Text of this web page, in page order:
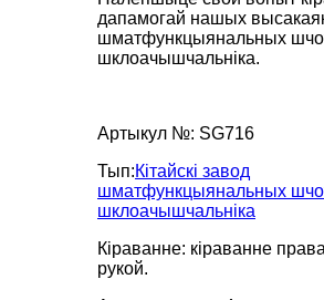
дапамогай нашых
шматфункцыянальных
шклоачышчальніка.
Артыкул №: SG716
Тып:Кітайскі завод
шматфункцыянальных
шклоачышчальніка
Кіраванне: кіраванне
рукой.